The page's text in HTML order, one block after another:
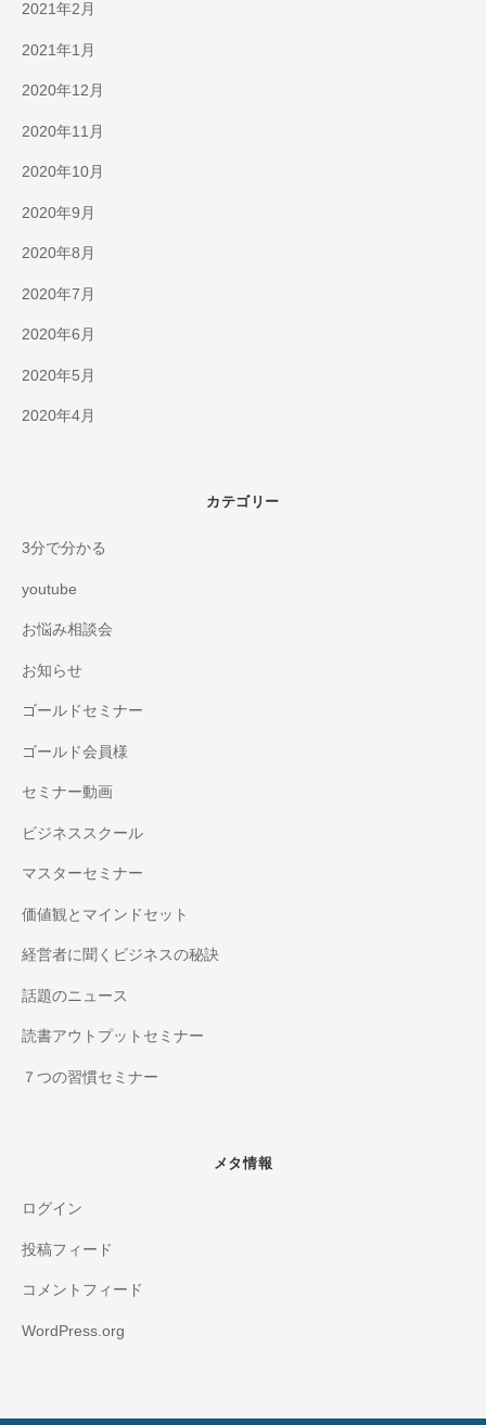
2021年2月
2021年1月
2020年12月
2020年11月
2020年10月
2020年9月
2020年8月
2020年7月
2020年6月
2020年5月
2020年4月
カテゴリー
3分で分かる
youtube
お悩み相談会
お知らせ
ゴールドセミナー
ゴールド会員様
セミナー動画
ビジネススクール
マスターセミナー
価値観とマインドセット
経営者に聞くビジネスの秘訣
話題のニュース
読書アウトプットセミナー
７つの習慣セミナー
メタ情報
ログイン
投稿フィード
コメントフィード
WordPress.org